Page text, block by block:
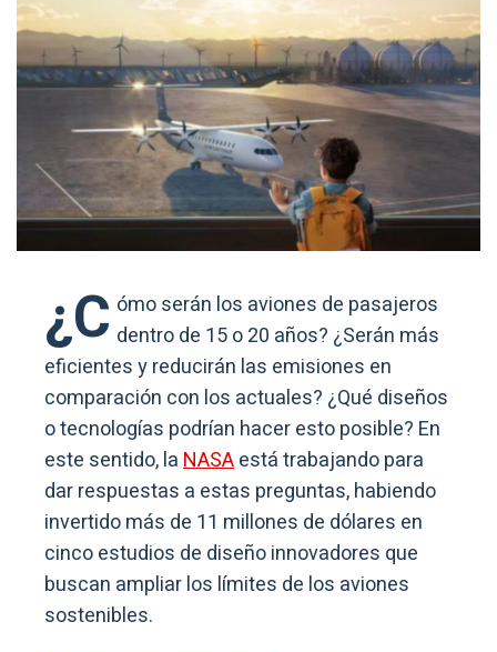
¿C ómo serán los aviones de pasajeros
dentro de 15 o 20 años? ¿Serán más
eficientes y reducirán las emisiones en
comparación con los actuales? ¿Qué diseños
o tecnologías podrían hacer esto posible? En
este sentido, laNASAestá trabajando para
dar respuestas a estas preguntas, habiendo
invertido más de 11 millones de dólares en
cinco estudios de diseño innovadores que
buscan ampliar los límites de los aviones
sostenibles.